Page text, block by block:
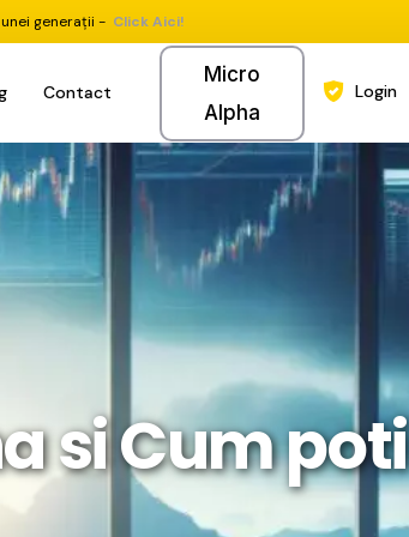
generații - Click Aici!
Contact
Micro
Alpha
Login
si Cum poti